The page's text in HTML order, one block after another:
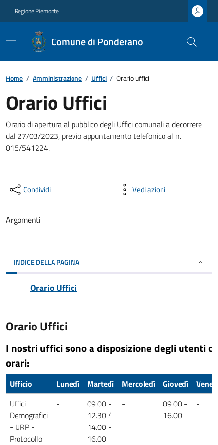
Regione Piemonte
Comune di Ponderano
Home / Amministrazione / Uffici / Orario uffici
Orario Uffici
Orario di apertura al pubblico degli Uffici comunali a decorrere
dal 27/03/2023, previo appuntamento telefonico al n.
015/541224.
Condividi Vedi azioni
Argomenti
INDICE DELLA PAGINA
Orario Uffici
Orario Uffici
I nostri uffici sono a disposizione degli utenti
orari:
Ufficio Lunedì Martedì Mercoledì Giovedì
Uffici
Demografici
- URP -
Protocollo
-
09.00 -
12.30 /
14.00 -
16.00
-
09.00 -
16.00
-